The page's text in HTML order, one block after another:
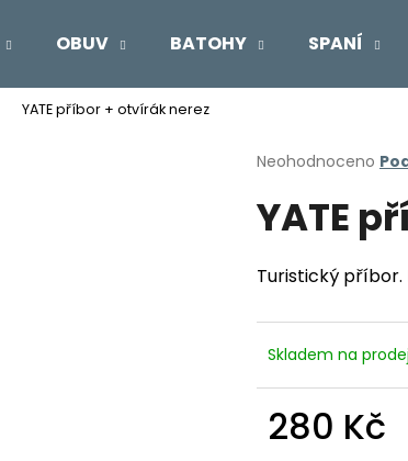
OBUV BATOHY SPANÍ
YATE příbor + otvírák nerez
Průměrné
produktu
je
z
5
Neohodnoceno
YATE
Turistický příbor.
Skladem na
280 Kč
Co potřebujete najít?
HLEDAT